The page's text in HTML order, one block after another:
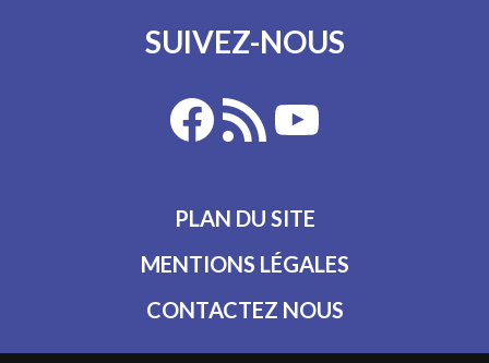
SUIVEZ-NOUS
PLAN DU SITE
MENTIONS LÉGALES
CONTACTEZ NOUS